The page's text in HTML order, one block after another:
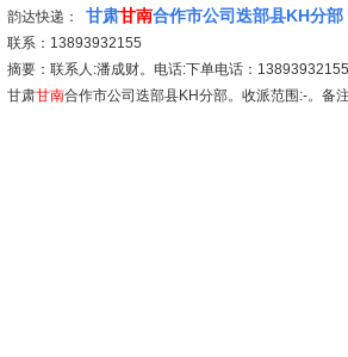
韵达快递： 甘肃甘南合作市公司迭部县KH分部
联系：13893932155
摘要：联系人:潘成财。电话:下单电话：
甘肃甘南合作市公司迭部县KH分部。收派范围:-。备